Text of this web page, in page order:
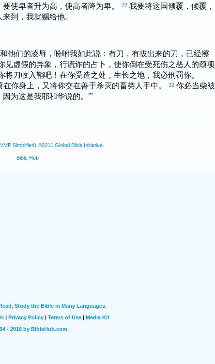
使卑者升为高，使高者降为卑。
27 我要将这国倾覆，倾覆，
到，我就赐给他。
和他们的凌辱，吩咐我如此说：有刀，有拔出来的刀，已经擦
见虚假的异象，行谎诈的占卜，使你倒在受死伤之恶人的颈项
将刀收入鞘吧！在你受造之处，生长之地，我必刑罚你。
你身上，又将你交在善于杀灭的畜类人手中。 32 你必当柴被
为这是我耶和华说的。’”
Simplified) ©2011 Global Bible Initiative.
Bible Hub